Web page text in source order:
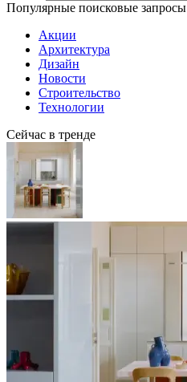
Популярные поисковые запросы
Акции
Архитектура
Дизайн
Новости
Строительство
Технологии
Сейчас в тренде